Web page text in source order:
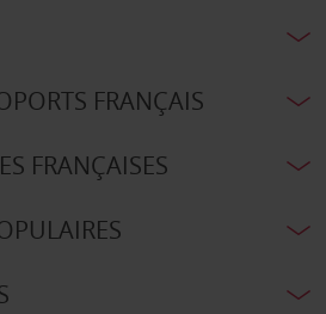
FRANÇAIS
FRANÇAISES